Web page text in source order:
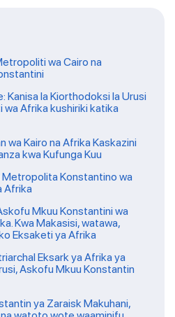
wa Cairo na
la Kiorthodoksi la Urusi
wa Afrika kushiriki katika
wa Kairo na Afrika Kaskazini
kwa Kufunga Kuu
Metropolita Konstantino wa
Afrika
Mkuu Konstantini wa
Kwa Makasisi, watawa,
Eksaketi ya Afrika
Eksark ya Afrika ya
Askofu Mkuu Konstantin
ya Zaraisk Makuhani,